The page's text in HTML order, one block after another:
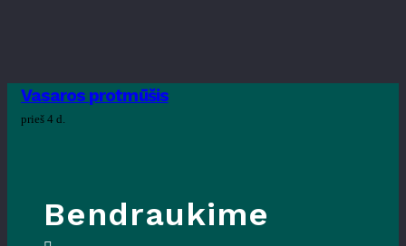
Vasaros protmūšis
prieš 4 d.
Bendraukime